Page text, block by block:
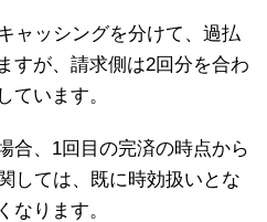
ャッシングを分けて、過払
すが、請求側は2回分を合わ
ています。
合、1回目の完済の時点から
しては、既に時効扱いとな
なります。